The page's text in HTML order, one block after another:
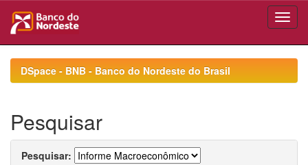
navigationDSpace - BNB - Banco do Nordeste do Brasil
Pesquisar
Pesquisar: